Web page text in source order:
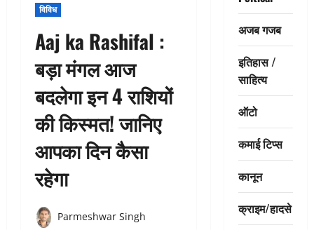
विविध
Aaj ka Rashifal :
बड़ा मंगल आज
बदलेगा इन 4 राशियों
की किस्मत! जानिए
आपका दिन कैसा
रहेगा
Parmeshwar Singh
अजब गजब
इतिहास /
साहित्य
ऑटो
कमाई टिप्स
कानून
क्राइम/हादसे